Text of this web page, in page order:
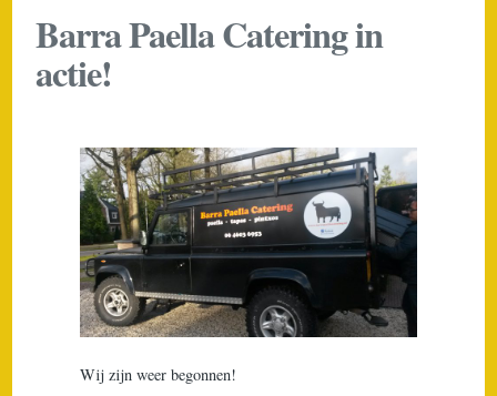
Barra Paella Catering in
actie!
Wij zijn weer begonnen!